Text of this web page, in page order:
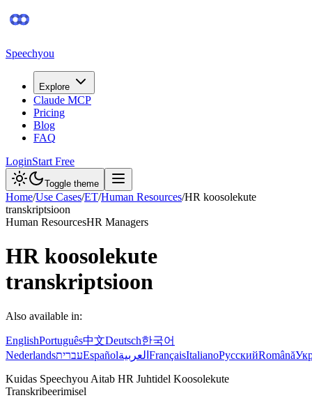
Speechyou
Explore
Claude MCP
Pricing
Blog
FAQ
LoginStart Free
Toggle theme
Home/Use Cases/ET/Human Resources/HR koosolekute
transkriptsioon
Human ResourcesHR Managers
HR koosolekute
transkriptsioon
Also available in:
EnglishPortuguês中文Deutsch한국어
NederlandsעבריתEspañolالعربية FrançaisItalianoРусскийRomână
Kuidas Speechyou Aitab HR Juhtidel Koosolekute
Transkribeerimisel